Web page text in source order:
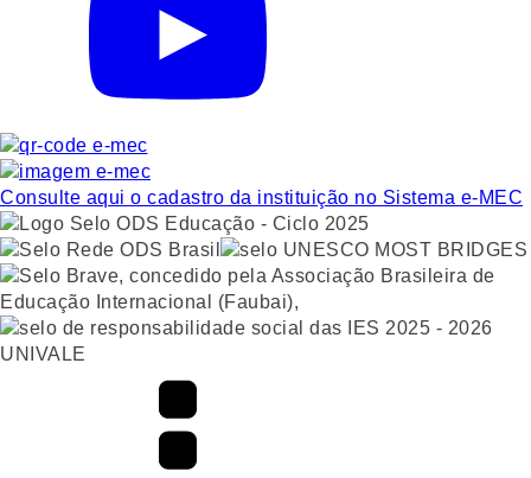
Consulte aqui o cadastro da instituição no Sistema e-MEC
UNIVALE